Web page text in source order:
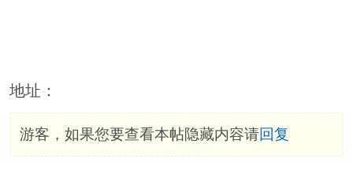
地址：
游客，如果您要查看本帖隐藏内容请回复